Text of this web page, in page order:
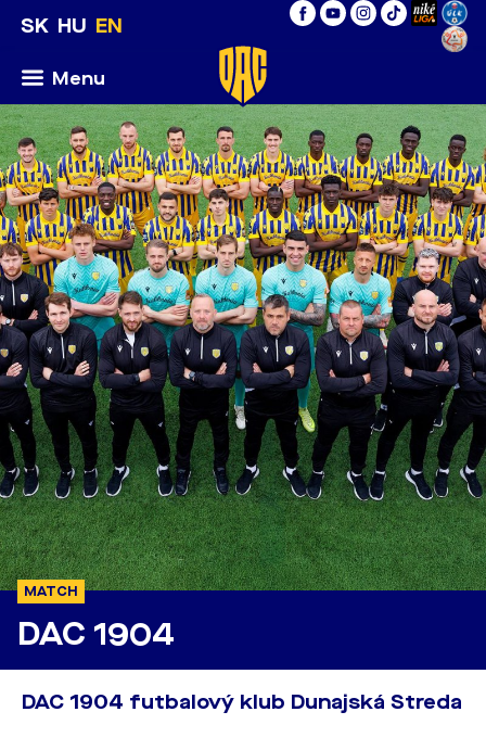
SK HU EN
Menu
MATCH
DAC 1904
DAC 1904 futbalový klub Dunajská Streda